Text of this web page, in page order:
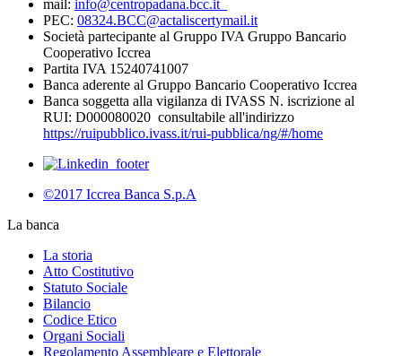
mail: info@centropadana.bcc.it
PEC: 08324.BCC@actaliscertymail.it
Società partecipante al Gruppo IVA Gruppo Bancario
Cooperativo Iccrea
Partita IVA 15240741007
Banca aderente al Gruppo Bancario Cooperativo Iccrea
Banca soggetta alla vigilanza di IVASS N. iscrizione al
RUI: D000080020 consultabile all'indirizzo
https://ruipubblico.ivass.it/rui-pubblica/ng/#/home
©2017 Iccrea Banca S.p.A
La banca
La storia
Atto Costitutivo
Statuto Sociale
Bilancio
Codice Etico
Organi Sociali
Regolamento Assembleare e Elettorale